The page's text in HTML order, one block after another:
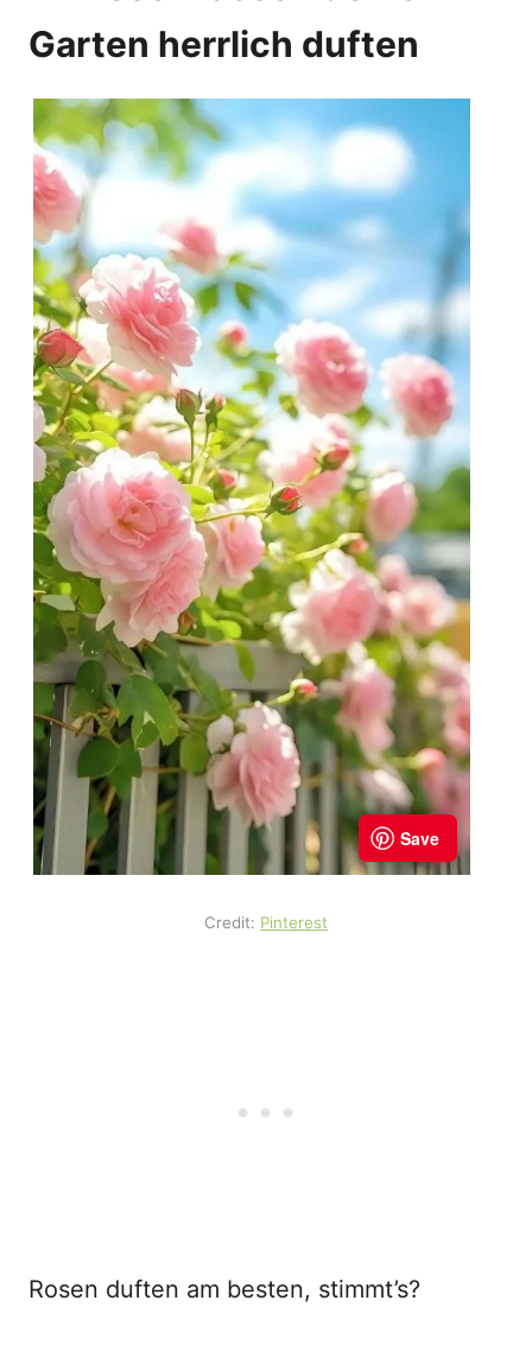
Garten herrlich duften
Credit: Pinterest
Rosen duften am besten, stimmt’s?